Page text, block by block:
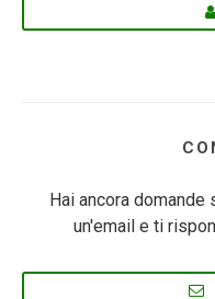
Hai ancora domande
un'email e ti